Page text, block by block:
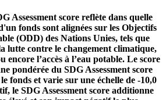
Assessment score reflète dans quelle
fonds sont alignées sur les Objectifs
(ODD) des Nations Unies, tels que
lutte contre le changement climatique,
encore l’accès à l’eau potable. Le score
pondérée du SDG Assessment score
fonds et varie sur une échelle de -10,0
le SDG Assessment score additionne